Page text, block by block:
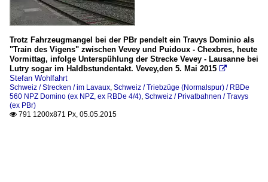
Trotz Fahrzeugmangel bei der PBr pendelt ein Travys Dominio als
"Train des Vigens" zwischen Vevey und Puidoux - Chexbres, heute
Vormittag, infolge Unterspühlung der Strecke Vevey - Lausanne bei
Lutry sogar im Haldbstundentakt. Vevey,den 5. Mai 2015 
Stefan Wohlfahrt
Schweiz / Strecken / im Lavaux, Schweiz / Triebzüge (Normalspur) / RBDe
560 NPZ Domino (ex NPZ, ex RBDe 4/4), Schweiz / Privatbahnen / Travys
(ex PBr)
 791 1200x871 Px, 05.05.2015